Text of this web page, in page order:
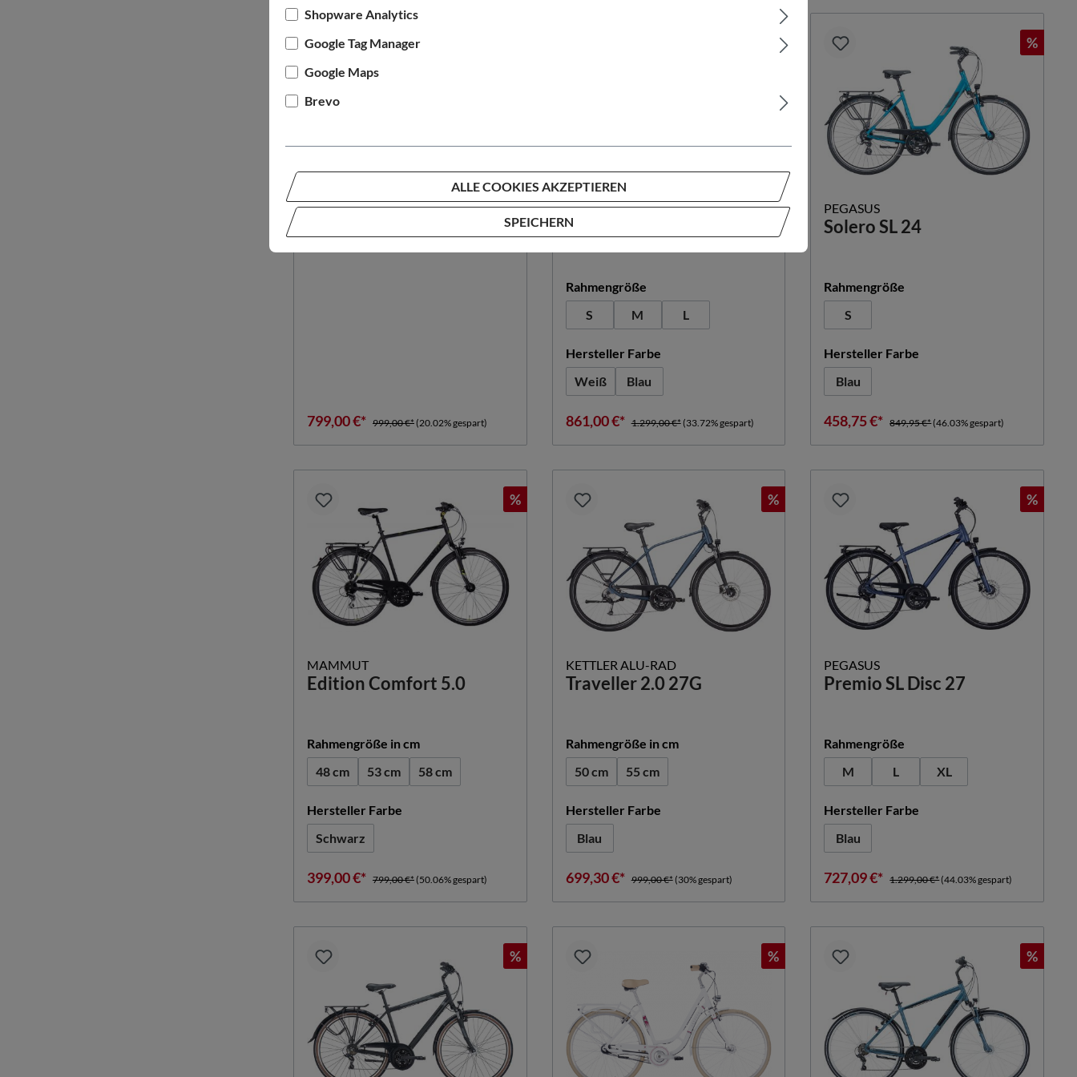
HERCULES
799,00 €* 999,00 €* (20.02% gespart)
PEGASUS
Premio SL Disc 27
Rahmengrößeauswählen
S
M (Diese Option ist zurzeit nicht verfügbar.)
L (Diese Option ist zurzeit nicht verfügbar.)
Hersteller Farbeauswählen
Weiß
Blau
861,00 €* 1.299,00 €* (33.72% gespart)
%
PEGASUS
Solero SL 24
Rahmengröße
S
Hersteller Farbe
Blau
458,75 €* 849,95 €*(46.03% gespart)
%
MAMMUT
Edition Comfort 5.0
Rahmengröße in cmauswählen
48 cm
53 cm 58 cm
Hersteller Farbe
Schwarz
399,00 €* 799,00 €* (50.06% gespart)
%
KETTLER ALU-RAD
Traveller 2.0 27G
Rahmengröße in cmauswählen
50 cm
55 cm
Hersteller Farbeauswählen
Blau
699,30 €* 999,00 €* (30% gespart)
%
PEGASUS
Premio SL Disc 27
Rahmengröße
M
L XL
Hersteller Farbe
Blau
727,09 €* 1.299,00 €*(44.03% gespart)
% % %
Shopware Analytics
Google Tag Manager
Google Maps
Brevo
ALLE COOKIES AKZEPTIEREN
SPEICHERN